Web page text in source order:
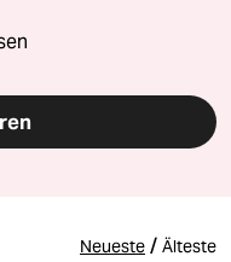
Neueste / Älteste